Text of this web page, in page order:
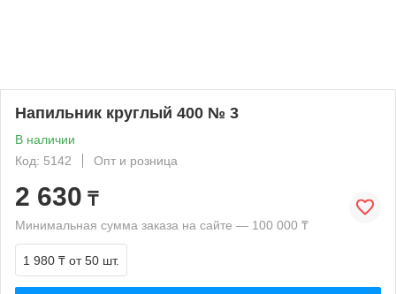
Напильник круглый 400 № 3
В наличии
Код: 5142
Опт и розница
2 630 ₸
Минимальная сумма заказа на сайте — 100 000 ₸
1 980 ₸ от 50 шт.